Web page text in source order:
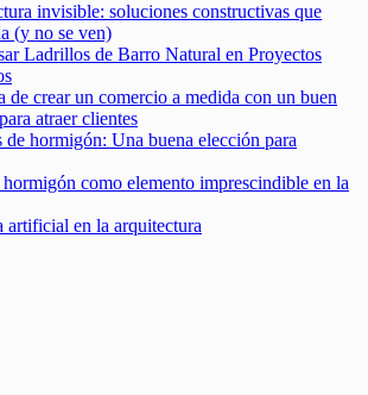
invisible: soluciones constructivas que
(y no se ven)
Ladrillos de Barro Natural en Proyectos
de crear un comercio a medida con un buen
atraer clientes
de hormigón: Una buena elección para
hormigón como elemento imprescindible en la
artificial en la arquitectura